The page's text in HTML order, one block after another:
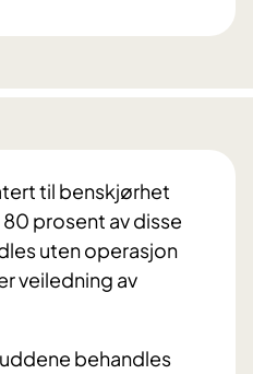
til benskjørhet
prosent av disse
uten operasjon
veiledning av
behandles